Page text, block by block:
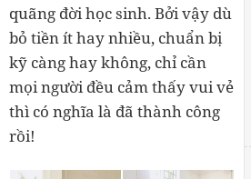
quãng đời học sinh. Bởi vậy dù
bỏ tiền ít hay nhiều, chuẩn bị
kỹ càng hay không, chỉ cần
mọi người đều cảm thấy vui vẻ
thì có nghĩa là đã thành công
rồi!